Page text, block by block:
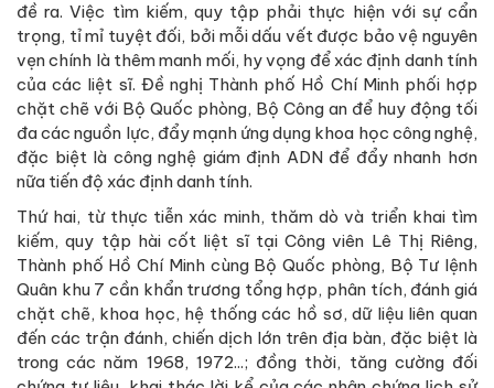
đề ra. Việc tìm kiếm, quy tập phải thực hiện với sự cẩn
trọng, tỉ mỉ tuyệt đối, bởi mỗi dấu vết được bảo vệ nguyên
vẹn chính là thêm manh mối, hy vọng để xác định danh tính
của các liệt sĩ. Đề nghị Thành phố Hồ Chí Minh phối hợp
chặt chẽ với Bộ Quốc phòng, Bộ Công an để huy động tối
đa các nguồn lực, đẩy mạnh ứng dụng khoa học công nghệ,
đặc biệt là công nghệ giám định ADN để đẩy nhanh hơn
nữa tiến độ xác định danh tính.
Thứ hai, từ thực tiễn xác minh, thăm dò và triển khai tìm
kiếm, quy tập hài cốt liệt sĩ tại Công viên Lê Thị Riêng,
Thành phố Hồ Chí Minh cùng Bộ Quốc phòng, Bộ Tư lệnh
Quân khu 7 cần khẩn trương tổng hợp, phân tích, đánh giá
chặt chẽ, khoa học, hệ thống các hồ sơ, dữ liệu liên quan
đến các trận đánh, chiến dịch lớn trên địa bàn, đặc biệt là
trong các năm 1968, 1972...; đồng thời, tăng cường đối